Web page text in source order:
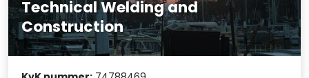
Technical Welding and
Construction